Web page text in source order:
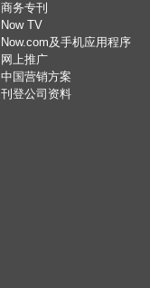
商务专刊
Now TV
Now.com及手机应用程序
网上推广
中国营销方案
刊登公司资料